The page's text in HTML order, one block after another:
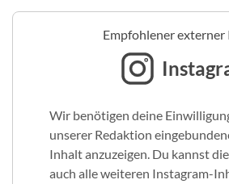
Empfohlener externer
Wir benötigen deine
unserer Redaktion
Inhalt anzuzeigen. Du kannst
auch alle weiteren Instagram-